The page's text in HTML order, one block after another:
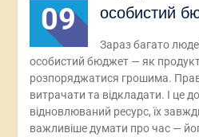
09
особистий
Зараз багато
особистий бюджет — як
розпоряджатися грошима.
витрачати та відкладати. І це
відновлюваний ресурс, їх
важливіше думати про час —